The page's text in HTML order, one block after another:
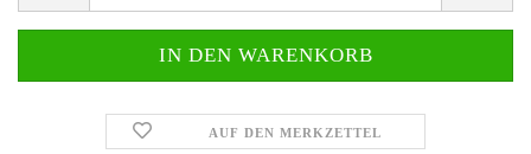
AUF DEN MERKZETTEL